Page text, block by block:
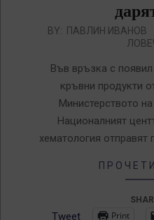
2012-
BY: ПАВЛИН ИВАНОВ
Във връзка с
кръвни продукти
Министерството
Националният
хематология отправят
Tweet Print